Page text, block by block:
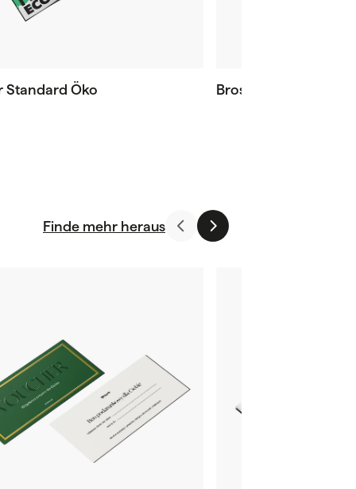
Standard Öko Broschüren Öko
Finde mehr heraus